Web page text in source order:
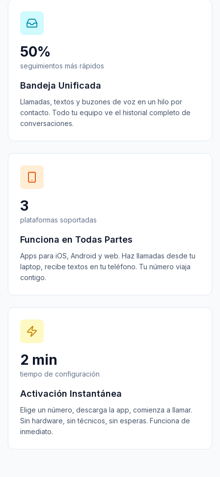
50%
seguimientos más rápidos
Bandeja Unificada
Llamadas, textos y buzones de voz en un hilo por
contacto. Todo tu equipo ve el historial completo de
conversaciones.
3
plataformas soportadas
Funciona en Todas Partes
Apps para iOS, Android y web. Haz llamadas desde tu
laptop, recibe textos en tu teléfono. Tu número viaja
contigo.
2 min
tiempo de configuración
Activación Instantánea
Elige un número, descarga la app, comienza a llamar.
Sin hardware, sin técnicos, sin esperas. Funciona de
inmediato.